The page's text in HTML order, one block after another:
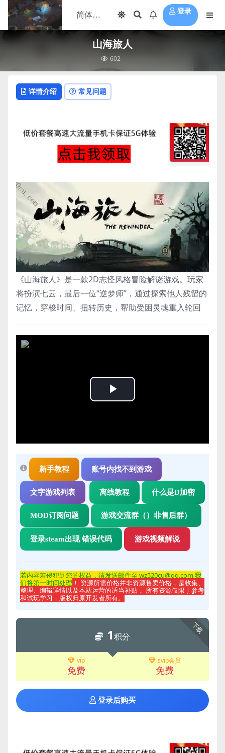
登录
山海旅人
602
详情介绍 常见问题
《山海旅人》是一款2D志怪风格冒险解谜游戏。玩家
将扮演七云，最后一位“逆梦师”，通过探索他人残留的
记忆，穿梭时间、扭转历史，帮助受困灵魂重入轮回
Play
新手教程 账号内找不到游戏
文字游戏列表 离线教程 什么是D加密
MOD订阅问题 游戏交流群（）非售后群）
登录steam出现 错误代码 游戏视频解说
若内容若侵犯到您的权益，请发送邮件至 wz520cu@qq.com 我
们将第一时间处理 ！ 资源所需价格并非资源售卖价格，是收集、
整理、编辑详情以及本站运营的适当补贴， 所有资源仅限于参考
和试玩学习，版权归原开发者所有。
下载
1积分
vip
免费
svip会员
免费
登录后购买